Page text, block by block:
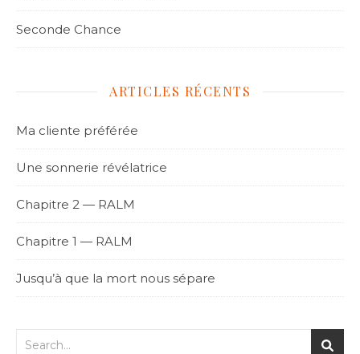
Seconde Chance
ARTICLES RÉCENTS
Ma cliente préférée
Une sonnerie révélatrice
Chapitre 2 — RALM
Chapitre 1 — RALM
Jusqu’à que la mort nous sépare